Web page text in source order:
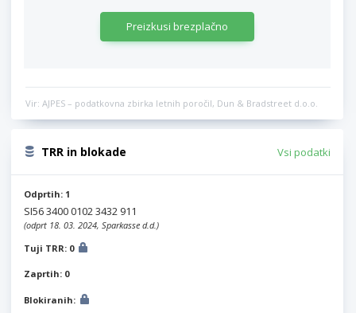
Preizkusi brezplačno
Vir: AJPES – podatkovna zbirka letnih poročil, Dun & Bradstreet d.o.o.
TRR in blokade Vsi podatki
Odprtih: 1
SI56 3400 0102 3432 911
(odprt 18. 03. 2024, Sparkasse d.d.)
Tuji TRR: 0
Zaprtih: 0
Blokiranih: